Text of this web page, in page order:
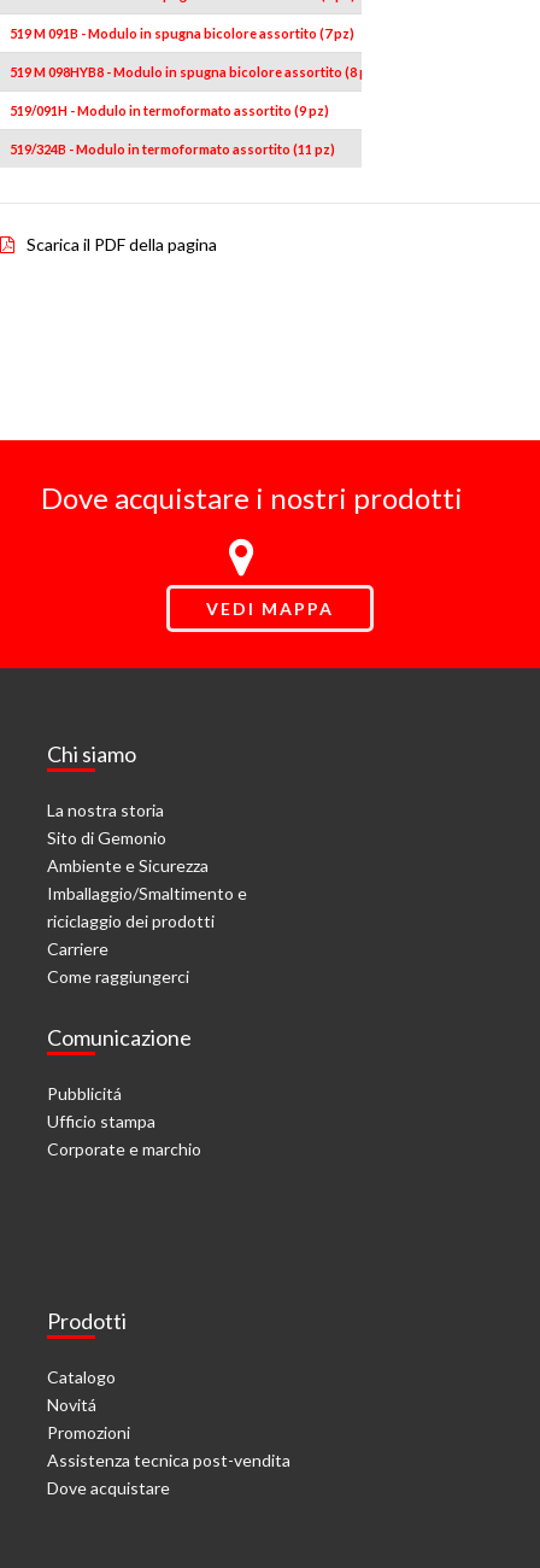
519 M 091B - Modulo in spugna bicolore assortito (7 pz)
519 M 098HYB8 - Modulo in spugna bicolore assortito (8 pz)
519/091H - Modulo in termoformato assortito (9 pz)
519/324B - Modulo in termoformato assortito (11 pz)
Scarica il PDF della pagina
Dove acquistare i nostri prodotti
VEDI MAPPA
Chi siamo
La nostra storia
Sito di Gemonio
Ambiente e Sicurezza
Imballaggio/Smaltimento e
riciclaggio dei prodotti
Carriere
Come raggiungerci
Comunicazione
Pubblicitá
Ufficio stampa
Corporate e marchio
Prodotti
Catalogo
Novitá
Promozioni
Assistenza tecnica post-vendita
Dove acquistare